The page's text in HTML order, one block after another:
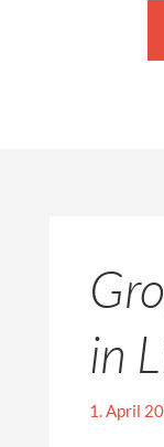
in
1. April